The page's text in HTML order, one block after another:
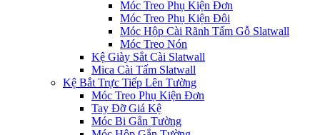
Móc Treo Phụ Kiện Đơn
Móc Treo Phụ Kiện Đôi
Móc Hộp Cài Rãnh Tấm Gỗ Slatwall
Móc Treo Nón
Kệ Giày Sắt Cài Slatwall
Mica Cài Tấm Slatwall
Kệ Bắt Trực Tiếp Lên Tường
Móc Treo Phụ Kiện Đơn
Tay Đỡ Giá Kệ
Móc Bi Gắn Tường